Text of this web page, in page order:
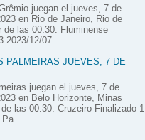
juegan el jueves, 7 de
en Rio de Janeiro, Rio de
de las 00:30. Fluminense
2023/12/07...
PALMEIRAS JUEVES, 7 DE
juegan el jueves, 7 de
en Belo Horizonte, Minas
las 00:30. Cruzeiro Finalizado 1
Pa...